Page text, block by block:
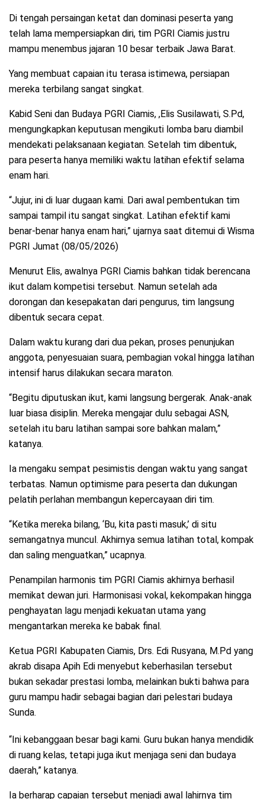
Di tengah persaingan ketat dan dominasi peserta yang
telah lama mempersiapkan diri, tim PGRI Ciamis justru
mampu menembus jajaran 10 besar terbaik Jawa Barat.
Yang membuat capaian itu terasa istimewa, persiapan
mereka terbilang sangat singkat.
Kabid Seni dan Budaya PGRI Ciamis, ,Elis Susilawati, S.Pd,
mengungkapkan keputusan mengikuti lomba baru diambil
mendekati pelaksanaan kegiatan. Setelah tim dibentuk,
para peserta hanya memiliki waktu latihan efektif selama
enam hari.
“Jujur, ini di luar dugaan kami. Dari awal pembentukan tim
sampai tampil itu sangat singkat. Latihan efektif kami
benar-benar hanya enam hari,” ujarnya saat ditemui di Wisma
PGRI Jumat (08/05/2026)
Menurut Elis, awalnya PGRI Ciamis bahkan tidak berencana
ikut dalam kompetisi tersebut. Namun setelah ada
dorongan dan kesepakatan dari pengurus, tim langsung
dibentuk secara cepat.
Dalam waktu kurang dari dua pekan, proses penunjukan
anggota, penyesuaian suara, pembagian vokal hingga latihan
intensif harus dilakukan secara maraton.
“Begitu diputuskan ikut, kami langsung bergerak. Anak-anak
luar biasa disiplin. Mereka mengajar dulu sebagai ASN,
setelah itu baru latihan sampai sore bahkan malam,”
katanya.
Ia mengaku sempat pesimistis dengan waktu yang sangat
terbatas. Namun optimisme para peserta dan dukungan
pelatih perlahan membangun kepercayaan diri tim.
“Ketika mereka bilang, ‘Bu, kita pasti masuk,’ di situ
semangatnya muncul. Akhirnya semua latihan total, kompak
dan saling menguatkan,” ucapnya.
Penampilan harmonis tim PGRI Ciamis akhirnya berhasil
memikat dewan juri. Harmonisasi vokal, kekompakan hingga
penghayatan lagu menjadi kekuatan utama yang
mengantarkan mereka ke babak final.
Ketua PGRI Kabupaten Ciamis, Drs. Edi Rusyana, M.Pd yang
akrab disapa Apih Edi menyebut keberhasilan tersebut
bukan sekadar prestasi lomba, melainkan bukti bahwa para
guru mampu hadir sebagai bagian dari pelestari budaya
Sunda.
“Ini kebanggaan besar bagi kami. Guru bukan hanya mendidik
di ruang kelas, tetapi juga ikut menjaga seni dan budaya
daerah,” katanya.
Ia berharap capaian tersebut menjadi awal lahirnya tim